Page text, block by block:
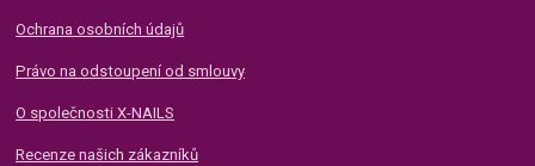
Ochrana osobních údajů
Právo na odstoupení od smlouvy
O společnosti X-NAILS
Recenze našich zákazníků